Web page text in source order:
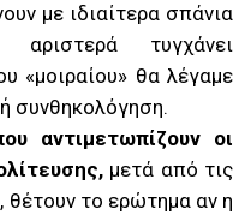
με ιδιαίτερα σπάνια
τυγχάνει
«μοιραίου» θα λέγαμε
συνθηκολόγηση.
αντιμετωπίζουν οι
μετά από τις
θέτουν το ερώτημα αν η